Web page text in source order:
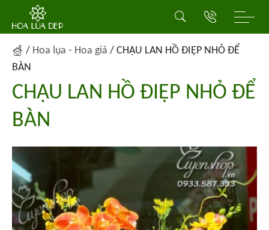
/ Hoa lụa - Hoa giả / CHẬU LAN HỒ ĐIỆP NHỎ ĐỂ
BÀN
CHẬU LAN HỒ ĐIỆP NHỎ ĐỂ
BÀN